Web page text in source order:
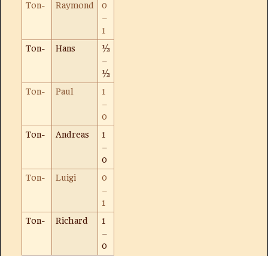
Ton-
Raymond
0
–
1
Ton-
Hans
½
–
½
Ton-
Paul
1
–
0
Ton-
Andreas
1
–
0
Ton-
Luigi
0
–
1
Ton-
Richard
1
–
0